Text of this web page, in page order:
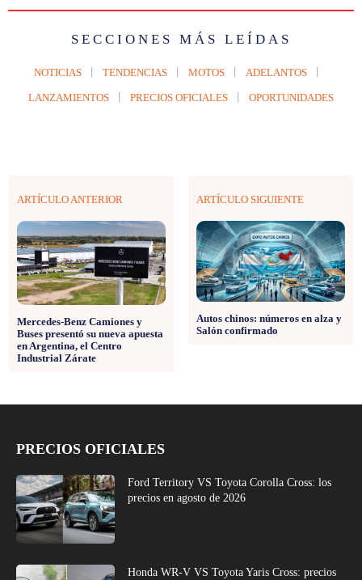
SECCIONES MÁS LEÍDAS
NOTICIAS TENDENCIAS MOTOS ADELANTOS
LANZAMIENTOS PRECIOS OFICIALES OPORTUNIDADES
ARTÍCULO ANTERIOR
Mercedes-Benz Camiones y
Buses presentó su nueva apuesta
en Argentina, el Centro
Industrial Zárate
ARTÍCULO SIGUIENTE
Autos chinos: números en alza y
Salón confirmado
PRECIOS OFICIALES
Ford Territory VS Toyota Corolla Cross: los
precios en agosto de 2026
Honda WR-V VS Toyota Yaris Cross: precios